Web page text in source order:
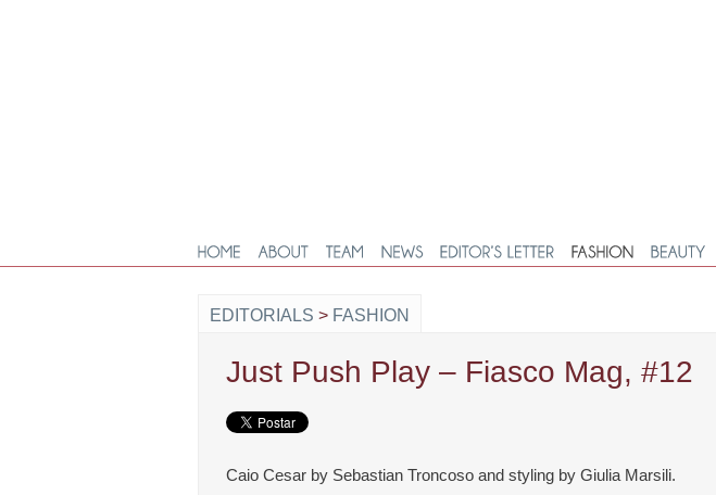
EDITORIALS > FASHION
Just Push Play – Fiasco Mag, #12
Caio Cesar by Sebastian Troncoso and styling by Giulia Marsili.